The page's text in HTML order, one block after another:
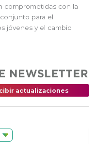
comprometidas con la
para el
jóvenes y el cambio
actualizaciones